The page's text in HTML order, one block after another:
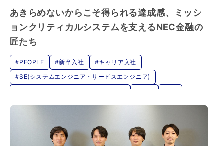
あきらめないからこそ得られる達成感、ミッシ
ョンクリティカルシステムを支えるNEC金融の
匠たち
#PEOPLE #新卒入社
#キャリア入社
#SE(システムエンジニア・サービスエンジニア)
#開発（ハードウェア・ソフトウェア）
#金融